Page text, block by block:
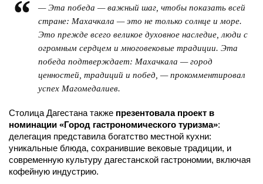
— Эта победа — важный шаг, чтобы показать всей
стране: Махачкала — это не только солнце и море.
Это прежде всего великое духовное наследие, люди с
огромным сердцем и многовековые традиции. Эта
победа подтверждает: Махачкала — город
ценностей, традиций и побед , — прокомментировал
успех Магомедалиев.
Столица Дагестана также презентовала проект в
номинации «Город гастрономического туризма»:
делегация представила богатство местной кухни:
уникальные блюда, сохранившие вековые традиции, и
современную культуру дагестанской гастрономии, включая
кофейную индустрию.